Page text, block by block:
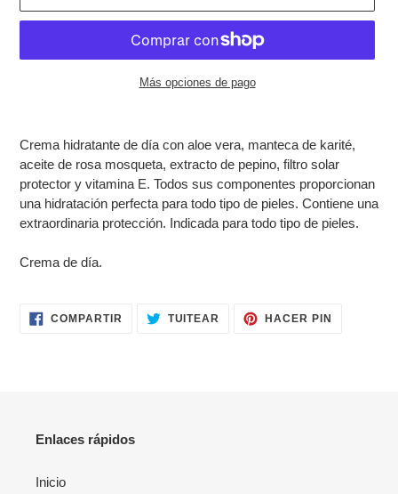
Más opciones de pago
producto
a
tu
carrito
de
Crema hidratante de día con aloe vera, manteca de karité,
aceite de rosa mosqueta, extracto de pepino, filtro solar
protector y vitamina E. Todos sus componentes proporcionan
una hidratación perfecta para todo tipo de pieles. Contiene una
extraordinaria protección. Indicada para todo tipo de pieles.
Crema de día.
COMPARTIR COMPARTIRTUITEAR TUITEARHACER PIN
Enlaces rápidos
Inicio